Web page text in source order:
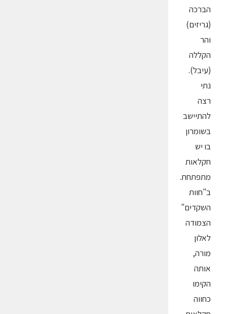
הברכה
(גריזים)
והר
הקללה
(עיבל).
נתי
רצה
להתיישב
בשומרון
בו יש
חקלאות
מתפתחת.
ב"חוות
השקדים"
הצמודה
לאלון
מורה,
אותה
הקימו
כחווה